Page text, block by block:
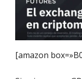
[amazon